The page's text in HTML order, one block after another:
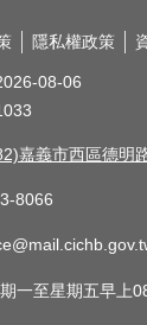
隱私權政策
08-06
嘉義市西區德明
8066
一至星期五早上